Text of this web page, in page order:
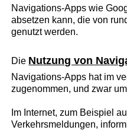
Navigations-Apps wie
absetzen kann, die von
genutzt werden.
Die Nutzung von
Navigations-Apps hat im
zugenommen, und zwar
Im Internet, zum Beispiel
Verkehrsmeldungen,